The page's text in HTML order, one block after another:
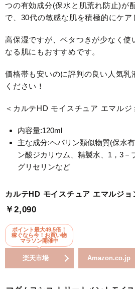
つの有効成分(保水と肌荒れ防止)が
で、30代の敏感な肌を積極的にケア
高保湿ですが、ベタつきが少なく
なる肌にもおすすめです。
価格帯も安いのに評判の良い人気乳
ください！
＜カルテHD モイスチュア エマルジ
内容量:120ml
主な成分:ヘパリン類似物質(保水
ン酸ジカリウム、精製水、1，3－
グリセリンなど
カルテHD モイスチュア エマルジョ
￥2,090
ポイント最大49.5倍！
稼ぐなら今！お買い物
マラソン開催中
楽天市場 Amazon.co.jp